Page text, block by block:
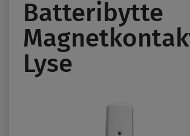
Batteribytte
Lyse